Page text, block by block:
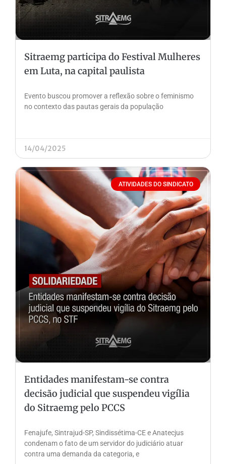
Sitraemg participa do Festival Mulheres
em Luta, na capital paulista
Evento buscou promover a reflexão sobre o feminismo
no contexto das pautas gerais da população
14/04/2025
ATIVIDADES DO SINDICATO
Entidades manifestam-se contra
decisão judicial que suspendeu vigília
do Sitraemg pelo PCCS
Fenajufe, Sintrajud-SP, Sindissétima-CE e Anatecjus
condenam o fato de um servidor do judiciário atuar
contra uma demanda da categoria, e